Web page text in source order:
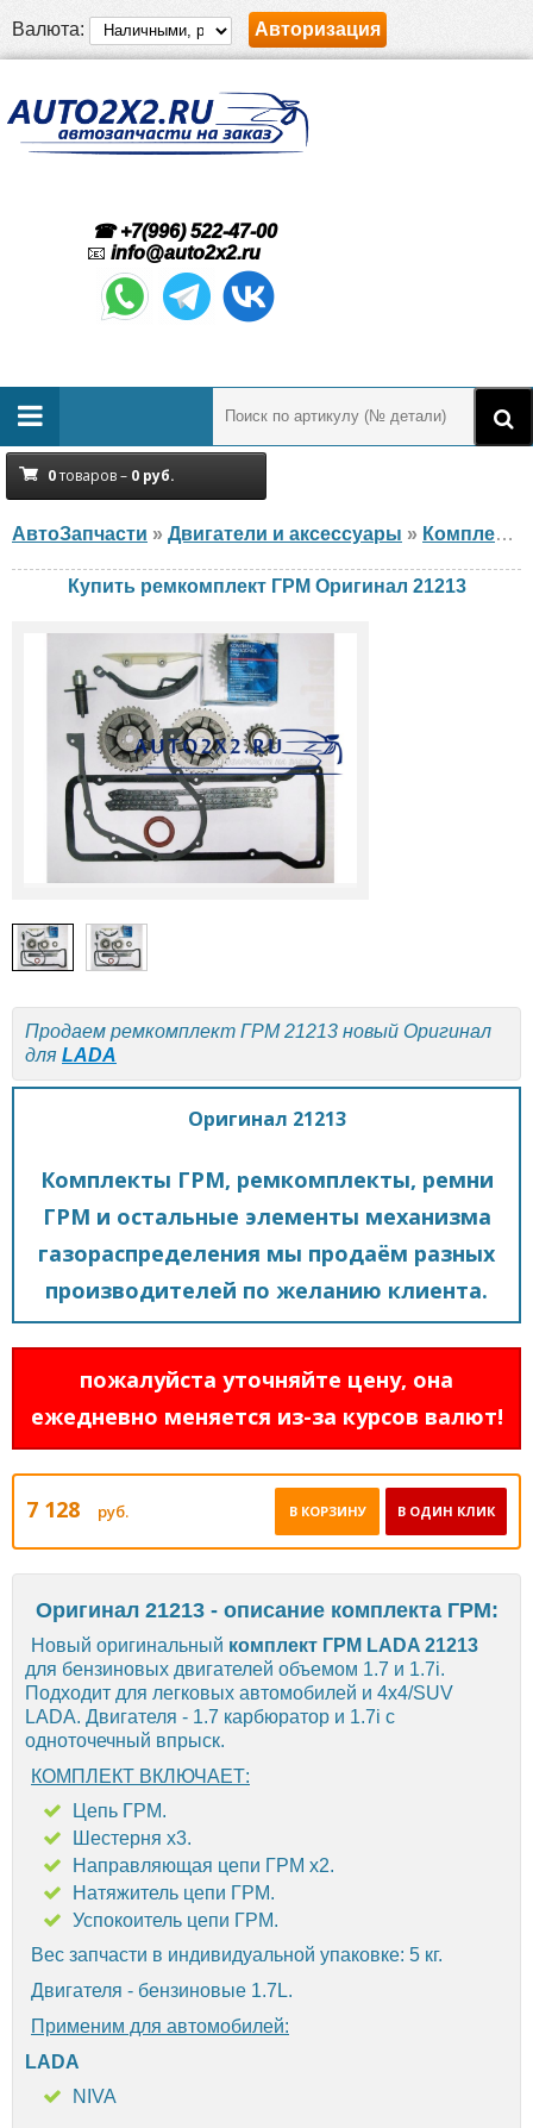
Валюта: Авторизация
☎ +7(996) 522-47-00
📧 info@auto2x2.ru
0товаров – 0 руб.
АвтоЗапчасти » Двигатели и аксессуары » Комплект ГРМ
Купить ремкомплект ГРМ Оригинал 21213
Продаем ремкомплект ГРМ 21213 новый Оригинал
для LADA
Оригинал 21213
Комплекты ГРМ, ремкомплекты, ремни
ГРМ и остальные элементы механизма
газораспределения мы продаём разных
производителей по желанию клиента.
пожалуйста уточняйте цену, она
ежедневно меняется из-за курсов валют!
7 128 руб. В ОДИН КЛИК
В КОРЗИНУ
Оригинал 21213 - описание комплекта ГРМ:
Новый оригинальный комплект ГРМ LADA 21213
для бензиновых двигателей объемом 1.7 и 1.7i.
Подходит для легковых автомобилей и 4x4/SUV
LADA. Двигателя - 1.7 карбюратор и 1.7i с
одноточечный впрыск.
КОМПЛЕКТ ВКЛЮЧАЕТ:
Цепь ГРМ.
Шестерня х3.
Направляющая цепи ГРМ х2.
Натяжитель цепи ГРМ.
Успокоитель цепи ГРМ.
Вес запчасти в индивидуальной упаковке: 5 кг.
Двигателя - бензиновые 1.7L.
Применим для автомобилей:
LADA
NIVA